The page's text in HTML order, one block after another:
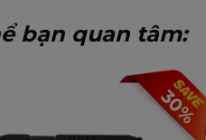
60
8 x
bạn quan tâm:
30%